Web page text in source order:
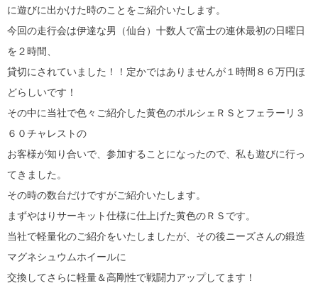
に遊びに出かけた時のことをご紹介いたします。
今回の走行会は伊達な男（仙台）十数人で富士の連休最初の日曜日
を２時間、
貸切にされていました！！定かではありませんが１時間８６万円ほ
どらしいです！
その中に当社で色々ご紹介した黄色のポルシェＲＳとフェラーリ３
６０チャレストの
お客様が知り合いで、参加することになったので、私も遊びに行っ
てきました。
その時の数台だけですがご紹介いたします。
まずやはりサーキット仕様に仕上げた黄色のＲＳです。
当社で軽量化のご紹介をいたしましたが、その後ニーズさんの鍛造
マグネシュウムホイールに
交換してさらに軽量＆高剛性で戦闘力アップしてます！